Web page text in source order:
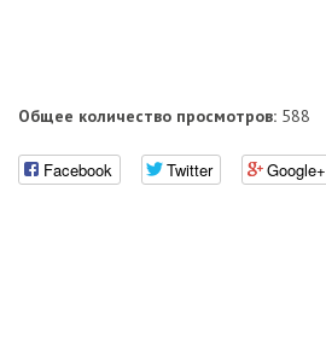
Общее количество просмотров: 588
Facebook Twitter Google+